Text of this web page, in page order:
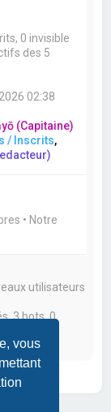
vous
0 invisible
des 5
02:38
(Capitaine)
/ Inscrits,
• Notre
utilisateurs
3 bots, 0